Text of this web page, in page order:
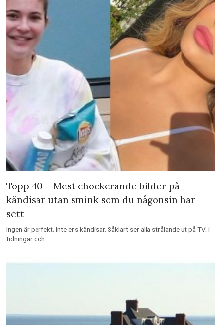
Topp 40 – Mest chockerande bilder på
kändisar utan smink som du någonsin har
sett
Ingen är perfekt. Inte ens kändisar. Såklart ser alla strålande ut på TV, i
tidningar och